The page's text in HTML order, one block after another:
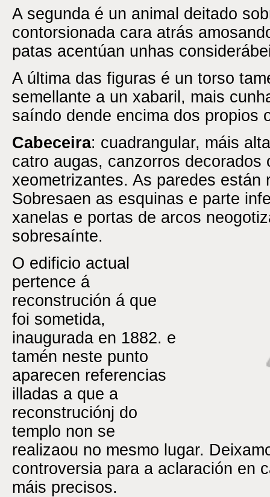
A segunda é un animal deitado
contorsionada cara atrás
patas acentúan unhas
A última das figuras é un torso
semellante a un xabaril, mais
saíndo dende encima dos propios
Cabeceira: cuadrangular, máis
catro augas, canzorros decorados
xeometrizantes. As paredes están
Sobresaen as esquinas e parte
xanelas e portas de arcos
sobresaínte.
O edificio actual
pertence á
reconstrución á que
foi sometida,
inaugurada en 1882. e
tamén neste punto
aparecen referencias
illadas a que a
reconstruciónj do
templo non se
realizaou no mesmo lugar.
controversia para a aclaración en
máis precisos.